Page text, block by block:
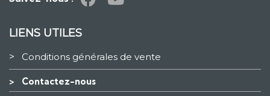
LIENS UTILES
> Conditions générales de vente
> Contactez-nous